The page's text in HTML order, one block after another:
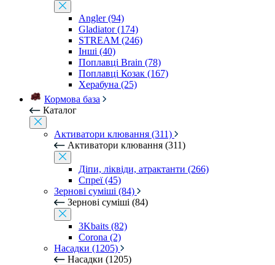
Angler (94)
Gladiator (174)
STREAM (246)
Інші (40)
Поплавці Brain (78)
Поплавці Козак (167)
Херабуна (25)
Кормова база
Каталог
Активатори клювання (311)
Активатори клювання (311)
Діпи, ліквіди, атрактанти (266)
Спреї (45)
Зернові суміші (84)
Зернові суміші (84)
3Kbaits (82)
Corona (2)
Насадки (1205)
Насадки (1205)